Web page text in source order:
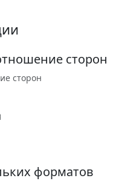
сторон
сторон
форматов